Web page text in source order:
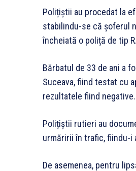
Polițiștii au procedat la
stabilindu-se că șoferul
încheiată o poliță de tip
Bărbatul de 33 de ani a
Suceava, fiind testat cu
rezultatele fiind negative.
Polițiștii rutieri au
urmăririi în trafic, fiindu-i
De asemenea, pentru